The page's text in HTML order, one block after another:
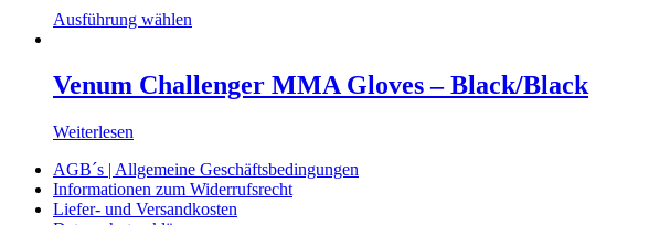
Ausführung wählen
Venum Challenger MMA Gloves – Black/Black
Weiterlesen
AGB´s | Allgemeine Geschäftsbedingungen
Informationen zum Widerrufsrecht
Liefer- und Versandkosten